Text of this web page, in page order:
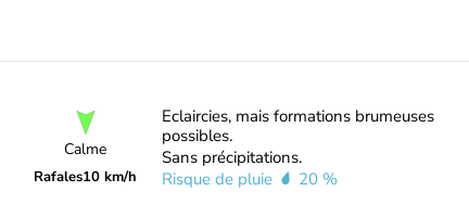
Calme
Rafales10 km/h
Eclaircies, mais formations brumeuses
possibles.
Sans précipitations.
Risque de pluie
20 %